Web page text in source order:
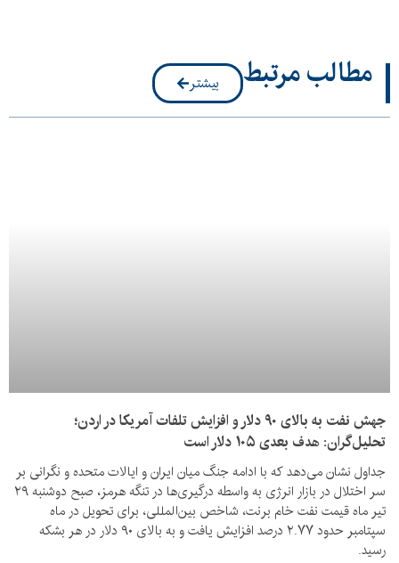
مطالب مرتبط بیشتر
جهش نفت به بالای ۹۰ دلار و افزایش تلفات آمریکا در اردن؛
تحلیل‌گران: هدف بعدی ۱۰۵ دلار است
جداول نشان می‌دهد که با ادامه جنگ میان ایران و ایالات متحده و نگرانی بر
سر اختلال در بازار انرژی به واسطه درگیری‌ها در تنگه هرمز، صبح دوشنبه ۲۹
تیر ماه قیمت نفت خام برنت، شاخص بین‌المللی، برای تحویل در ماه
سپتامبر حدود ۲.۷۷ درصد افزایش یافت و به بالای ۹۰ دلار در هر بشکه
رسید.